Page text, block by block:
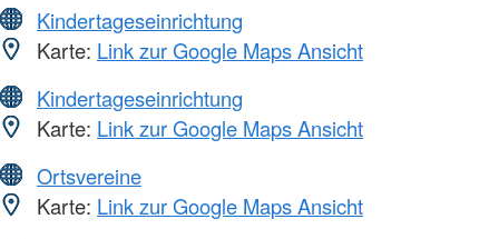
Kindertageseinrichtung
Karte: Link zur Google Maps Ansicht
Kindertageseinrichtung
Karte: Link zur Google Maps Ansicht
Ortsvereine
Karte: Link zur Google Maps Ansicht